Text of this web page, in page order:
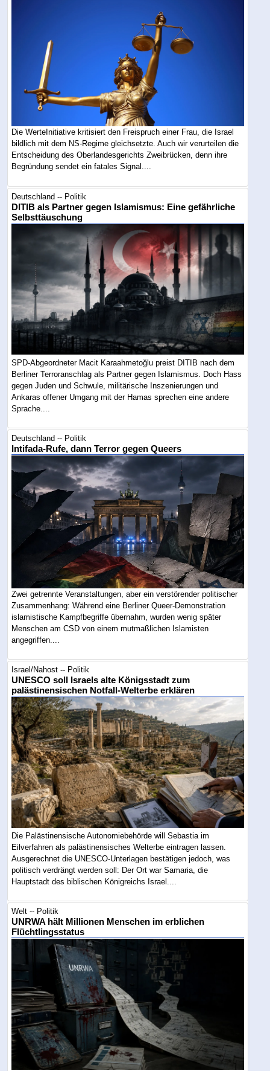
Die WerteInitiative kritisiert den Freispruch einer Frau, die Israel
bildlich mit dem NS-Regime gleichsetzte. Auch wir verurteilen die
Entscheidung des Oberlandesgerichts Zweibrücken, denn ihre
Begründung sendet ein fatales Signal....
Deutschland -- Politik
DITIB als Partner gegen Islamismus: Eine gefährliche
Selbsttäuschung
SPD-Abgeordneter Macit Karaahmetoğlu preist DITIB nach dem
Berliner Terroranschlag als Partner gegen Islamismus. Doch Hass
gegen Juden und Schwule, militärische Inszenierungen und
Ankaras offener Umgang mit der Hamas sprechen eine andere
Sprache....
Deutschland -- Politik
Intifada-Rufe, dann Terror gegen Queers
Zwei getrennte Veranstaltungen, aber ein verstörender politischer
Zusammenhang: Während eine Berliner Queer-Demonstration
islamistische Kampfbegriffe übernahm, wurden wenig später
Menschen am CSD von einem mutmaßlichen Islamisten
angegriffen....
Israel/Nahost -- Politik
UNESCO soll Israels alte Königsstadt zum
palästinensischen Notfall-Welterbe erklären
Die Palästinensische Autonomiebehörde will Sebastia im
Eilverfahren als palästinensisches Welterbe eintragen lassen.
Ausgerechnet die UNESCO-Unterlagen bestätigen jedoch, was
politisch verdrängt werden soll: Der Ort war Samaria, die
Hauptstadt des biblischen Königreichs Israel....
Welt -- Politik
UNRWA hält Millionen Menschen im erblichen
Flüchtlingsstatus